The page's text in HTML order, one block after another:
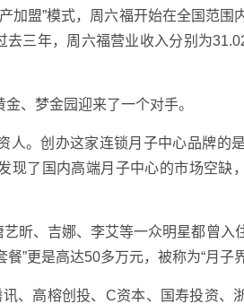
加盟”模式，周六福开始在全国范围
三年，周六福营业收入分别为
、梦金园迎来了一个对手。
人。创办这家连锁月子中心品牌的
了国内高端月子中心的市场空缺
昕、吉娜、李艾等一众明星都曾入
”更是高达50多万元，被称为“月子界
、高榕创投、C资本、国寿投资、